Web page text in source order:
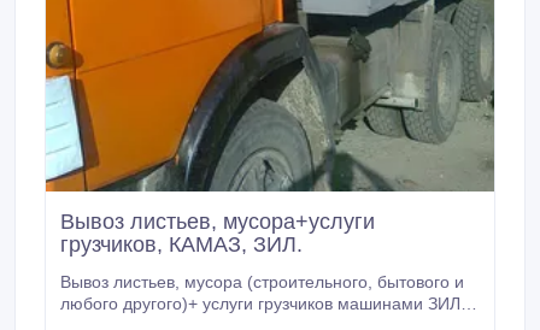
Вывоз листьев, мусора+услуги
грузчиков, КАМАЗ, ЗИЛ.
Вывоз листьев, мусора (строительного, бытового и
любого другого)+ услуги грузчиков машинами ЗИЛ,